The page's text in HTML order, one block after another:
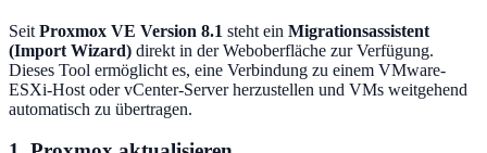
Seit Proxmox VE Version 8.1 steht ein Migrationsassistent
(Import Wizard) direkt in der Weboberfläche zur Verfügung.
Dieses Tool ermöglicht es, eine Verbindung zu einem VMware-
ESXi-Host oder vCenter-Server herzustellen und VMs weitgehend
automatisch zu übertragen.